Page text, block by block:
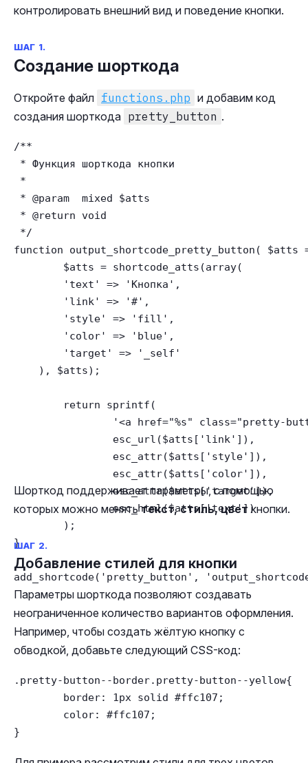
контролировать внешний вид и поведение кнопки.
ШАГ 1.
Создание шорткода
Откройте файл functions.php и добавим код
создания шорткода pretty_button .
/**
* Функция шорткода кнопки
*
* @param  mixed $atts
* @return void
*/
function output_shortcode_pretty_button(
        'text' => 'Кнопка',
        'link' => '#',
        'style' => 'fill',
        'color' => 'blue',
        'target' => '_self'
    ), $atts);
		esc_attr($atts['target']),
		esc_html($atts['text'])
}
add_shortcode('pretty_button',
Шорткод поддерживает параметры, с помощью
которых можно менятьтекст, стиль, цвет кнопки.
ШАГ 2.
Добавление стилей для кнопки
Параметры шорткода позволяют создавать
неограниченное количество вариантов оформления.
Например, чтобы создать жёлтую кнопку с
обводкой, добавьте следующий CSS-код:
.pretty-button--border.pretty-button--yellow{
}